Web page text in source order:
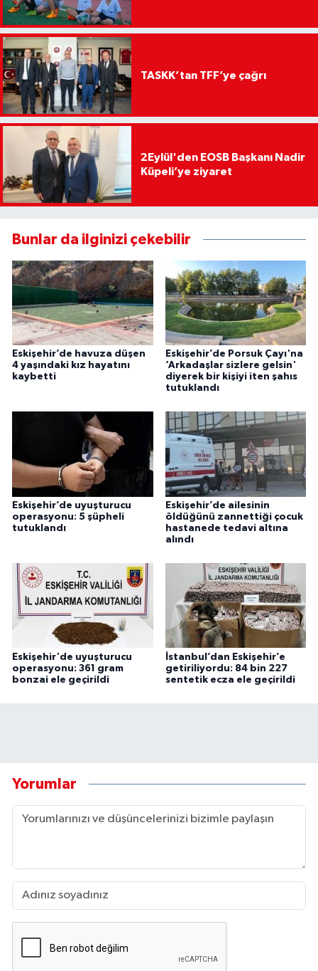
TASKK’tan TFF’ye çağrı
2Eylül'den EOSB Başkanı Nadir
Küpeli’ye ziyaret
Bunlar da ilginizi çekebilir
Eskişehir’de havuza düşen
4 yaşındaki kız hayatını
kaybetti
Eskişehir’de Porsuk Çayı'na
‘Arkadaşlar sizlere gelsin'
diyerek bir kişiyi iten şahıs
tutuklandı
Eskişehir’de uyuşturucu
operasyonu: 5 şüpheli
tutuklandı
Eskişehir’de ailesinin
öldüğünü zannettiği çocuk
hastanede tedavi altına
alındı
Eskişehir'de uyuşturucu
operasyonu: 361 gram
bonzai ele geçirildi
İstanbul’dan Eskişehir’e
getiriliyordu: 84 bin 227
sentetik ecza ele geçirildi
Yorumlar